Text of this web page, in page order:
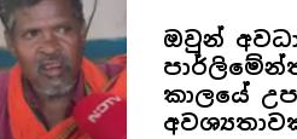
ඔවුන්
කාලයේ